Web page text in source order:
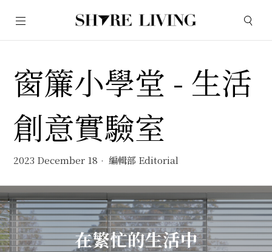
窗簾小學堂 - 生活
創意實驗室
2023 December 18 編輯部 Editorial
在繁忙的生活中